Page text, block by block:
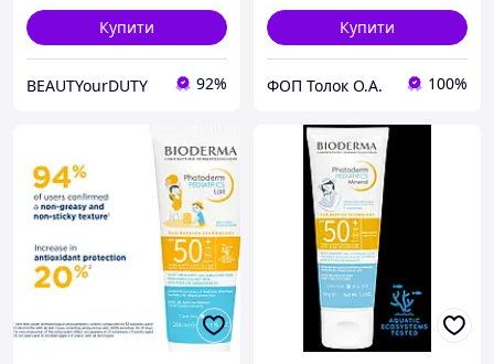
Купити
BEAUTYourDUTY 92%
Купити
ФОП Толок О.А. 100%